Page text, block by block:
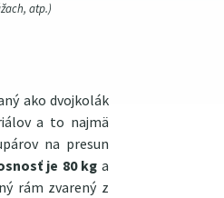
atp.)
ako dvojkolák
a to najmä
na presun
je 80 kg a
rám zvarený z